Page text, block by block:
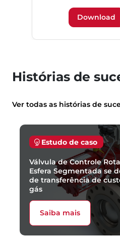
Download
Histórias de
Ver todas as histórias de
Estudo de caso
Válvula de Controle
Esfera Segmentada se
de transferência de
gás
Saiba mais